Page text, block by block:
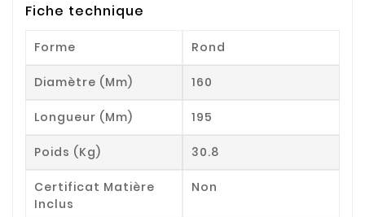
Fiche technique
Forme Rond
Diamètre (mm) 160
Longueur (mm) 195
Poids (kg) 30.8
Certificat Matière
Inclus
Non